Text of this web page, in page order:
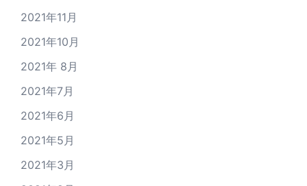
2021年11月
2021年10月
2021年 8月
2021年7月
2021年6月
2021年5月
2021年3月